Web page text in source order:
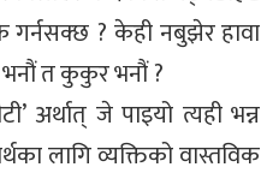
गर्नसक्छ ? केही नबुझेर हावा
भनौं त कुकुर भनौं ?
अर्थात् जे पाइयो त्यही भन्न
लागि व्यक्तिको वास्तविक